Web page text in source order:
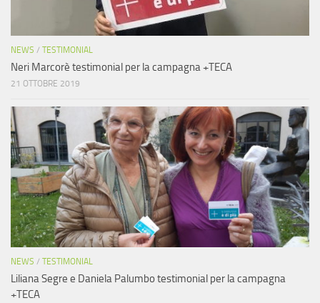
NEWS / TESTIMONIAL
Neri Marcorè testimonial per la campagna +TECA
21 OTTOBRE 2019
NEWS / TESTIMONIAL
Liliana Segre e Daniela Palumbo testimonial per la campagna
+TECA